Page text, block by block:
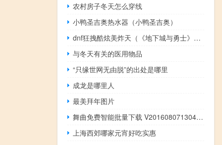
农村房子冬天怎么穿线
小鸭圣吉奥热水器（小鸭圣吉奥）
dnf狂拽酷炫美炸天（《地下城与勇士》逆天！狂拽酷霸叼炸天视频解析）
与冬天有关的医用物品
“只缘世网无由脱”的出处是哪里
成龙是哪里人
最美拜年图片
舞曲免费智能批量下载 V201608071304 绿色免费版（舞曲免费智能批量下载 V201608071304 绿色免费版功能简介）
上海西郊哪家元宵好吃实惠